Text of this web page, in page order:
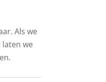
Als we
laten we